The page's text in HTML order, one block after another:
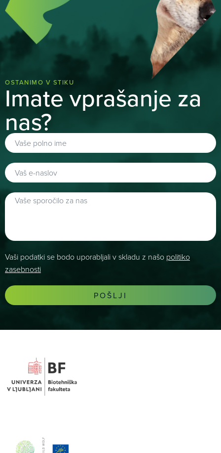
OSTANIMO V STIKU
Imate vprašanje za
nas?
Vaši podatki se bodo uporabljali v skladu z našo politiko
zasebnosti
POŠLJI